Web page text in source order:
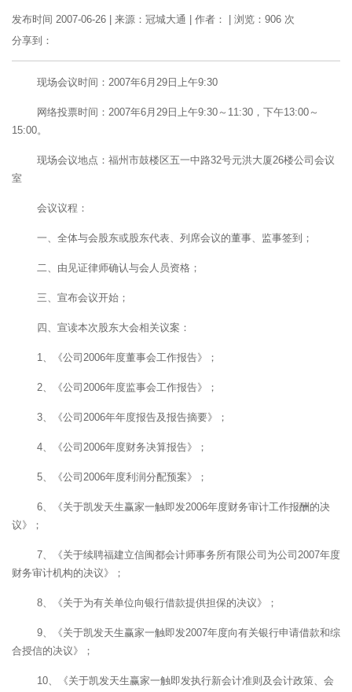
发布时间 2007-06-26 来源：冠城大通 作者：
浏览：906 次
分享到：
现场会议时间：2007年6月29日上午9:30
网络投票时间：2007年6月29日上午9:30～11:30，下午13:00～
15:00。
现场会议地点：福州市鼓楼区五一中路32号元洪大厦26楼公司会议
室
会议议程：
一、全体与会股东或股东代表、列席会议的董事、监事签到；
二、由见证律师确认与会人员资格；
三、宣布会议开始；
四、宣读本次股东大会相关议案：
1、《公司2006年度董事会工作报告》；
2、《公司2006年度监事会工作报告》；
3、《公司2006年年度报告及报告摘要》；
4、《公司2006年度财务决算报告》；
5、《公司2006年度利润分配预案》；
6、《关于凯发天生赢家一触即发2006年度财务审计工作报酬的决
议》；
7、《关于续聘福建立信闽都会计师事务所有限公司为公司2007年度
财务审计机构的决议》；
8、《关于为有关单位向银行借款提供担保的决议》；
9、《关于凯发天生赢家一触即发2007年度向有关银行申请借款和综
合授信的决议》；
10、《关于凯发天生赢家一触即发执行新会计准则及会计政策、会